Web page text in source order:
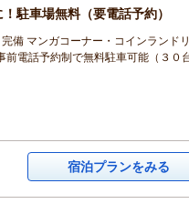
駐車場無料（要電話予約）
備 マンガコーナー・コインランド
電話予約制で無料駐車可能（３０台
宿泊プランをみる